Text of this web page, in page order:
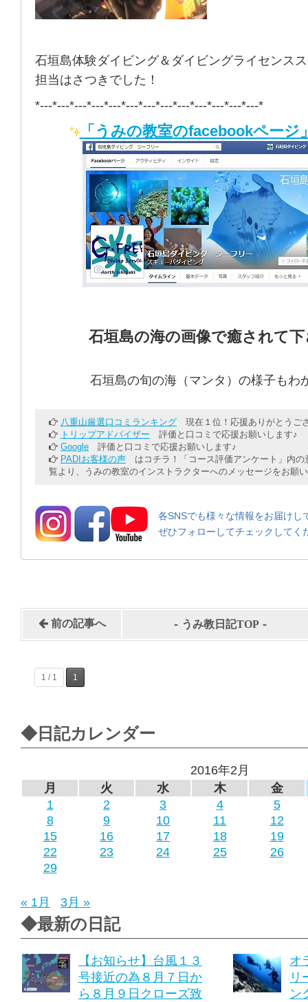
石垣島体験ダイビング＆ダイビングライセンス
担当はさつきでした！
*---*---*---*---*---*---*---*---*---*---*---*---*---*
「うみの教室のfacebookページ
石垣島の海の画像で癒されて
石垣島の旬の海（マンタ）の様子もわ
八重山厳選口コミランキング 現在１位！応援ありがとうご
トリップアドバイザー 評価と口コミで応援お願いします♪
Google 評価と口コミで応援お願いします♪
PADIお客様の声 はコチラ！「コース評価アンケート」内の
覧より、うみの教室のインストラクターへのメッセージをお願
各SNSでも様々な情報をお届けし
ぜひフォローしてチェックしてく
前の記事へ - うみ教日記TOP -
1 / 1 1
◆日記カレンダー
2016年2月
月
火 水 木
金
1
2 3 4
5
8
9 10 11
12
15
16 17 18
19
22
23 24 25
26
29
« 1月 3月 »
◆最新の日記
【お知らせ】台風１３
号接近の為８月７日か
ら８月９日クローズ致
オ
リ
ン